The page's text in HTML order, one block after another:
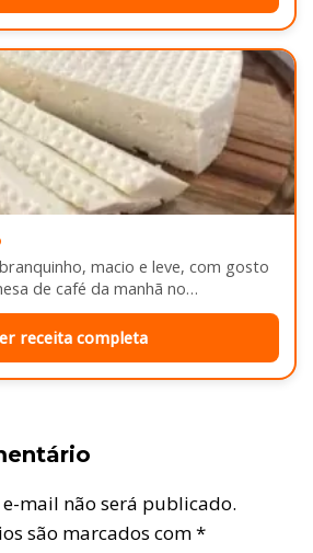
macio e leve, com gosto
de café da manhã no…
receita completa
e-mail não será publicado.
são marcados com*